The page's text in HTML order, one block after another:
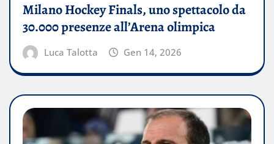
Milano Hockey Finals, uno spettacolo da
30.000 presenze all’Arena olimpica
Luca Talotta Gen 14, 2026